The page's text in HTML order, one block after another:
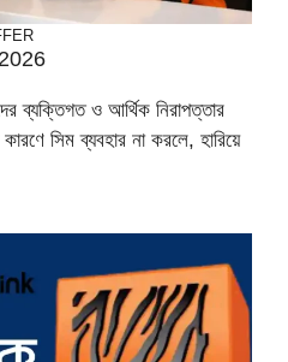
2026
ব্যক্তিগত ও আর্থিক নিরাপত্তার
সিম ব্যবহার না করলে, হারিয়ে